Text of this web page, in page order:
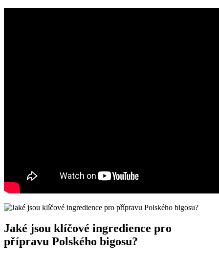
Jaké jsou klíčové ingredience pro
přípravu Polského bigosu?